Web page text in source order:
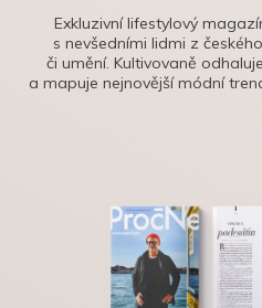
Exkluzivní lifestylový
s nevšedními lidmi z
či umění. Kultivovaně
a mapuje nejnovější módní